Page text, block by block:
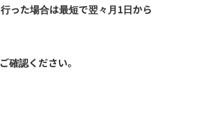
った場合は最短で翌々月1日から
確認ください。